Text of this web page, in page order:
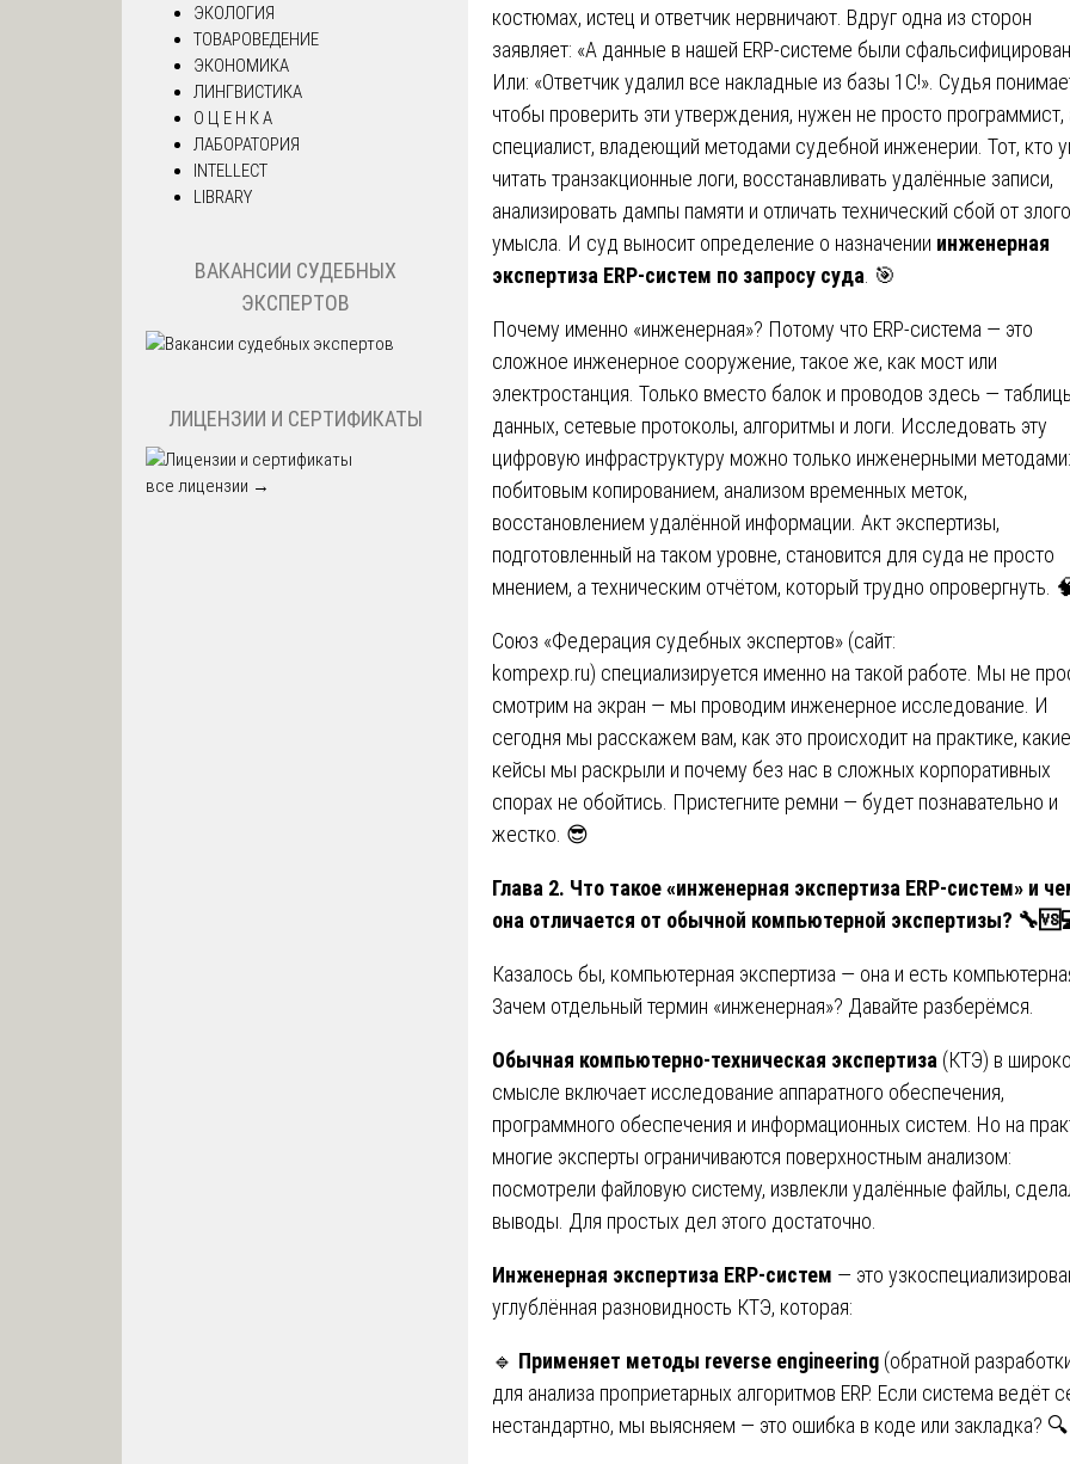
костюмах, истец и ответчик нервничают. Вдруг одна из сторон
заявляет: «А данные в нашей ERP-системе были
Или: «Ответчик удалил все накладные из базы 1С!». Судья
чтобы проверить эти утверждения, нужен не просто программист,
специалист, владеющий методами судебной инженерии. Тот, кто
читать транзакционные логи, восстанавливать удалённые записи,
анализировать дампы памяти и отличать технический сбой от злого
умысла. И суд выносит определение о назначении инженерная
экспертиза ERP-систем по запросу суда . 🎯
Почему именно «инженерная»? Потому что ERP-система — это
сложное инженерное сооружение, такое же, как мост или
электростанция. Только вместо балок и проводов здесь —
данных, сетевые протоколы, алгоритмы и логи. Исследовать эту
цифровую инфраструктуру можно только инженерными методами:
побитовым копированием, анализом временных меток,
восстановлением удалённой информации. Акт экспертизы,
подготовленный на таком уровне, становится для суда не просто
мнением, а техническим отчётом, который трудно опровергнуть.
Союз «Федерация судебных экспертов» (сайт:
kompexp.ru) специализируется именно на такой работе. Мы не
смотрим на экран — мы проводим инженерное исследование. И
сегодня мы расскажем вам, как это происходит на практике, какие
кейсы мы раскрыли и почему без нас в сложных корпоративных
спорах не обойтись. Пристегните ремни — будет познавательно и
жестко. 😎
Глава 2. Что такое «инженерная экспертиза ERP-систем» и
она отличается от обычной компьютерной экспертизы?
Казалось бы, компьютерная экспертиза — она и есть
Зачем отдельный термин «инженерная»? Давайте разберёмся.
Обычная компьютерно-техническая экспертиза (КТЭ) в
смысле включает исследование аппаратного обеспечения,
программного обеспечения и информационных систем. Но на
многие эксперты ограничиваются поверхностным анализом:
посмотрели файловую систему, извлекли удалённые файлы,
выводы. Для простых дел этого достаточно.
Инженерная экспертиза ERP-систем — это
углублённая разновидность КТЭ, которая:
🔹 Применяет методы reverse engineering (обратной
для анализа проприетарных алгоритмов ERP. Если система ведёт
нестандартно, мы выясняем — это ошибка в коде или закладка? 🔍
ЭКОЛОГИЯ
ТОВАРОВЕДЕНИЕ
ЭКОНОМИКА
ЛИНГВИСТИКА
О Ц Е Н К А
ЛАБОРАТОРИЯ
INTELLECT
LIBRARY
ВАКАНСИИ СУДЕБНЫХ
ЭКСПЕРТОВ
ЛИЦЕНЗИИ И СЕРТИФИКАТЫ
все лицензии →